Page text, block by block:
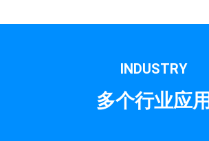
INDUSTRY
多个行业应用